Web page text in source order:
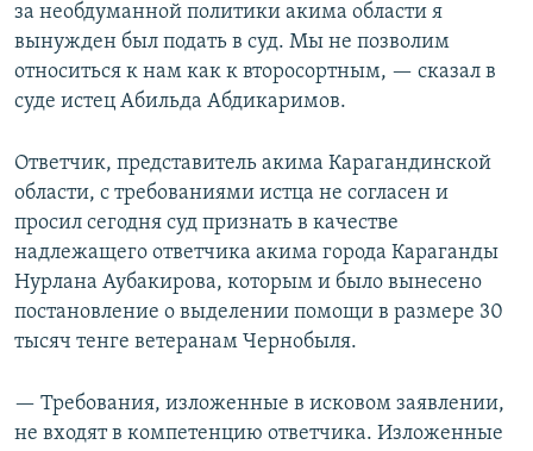
за необдуманной политики акима области я
вынужден был подать в суд. Мы не позволим
относиться к нам как к второсортным, — сказал в
суде истец Абильда Абдикаримов.
Ответчик, представитель акима Карагандинской
области, с требованиями истца не согласен и
просил сегодня суд признать в качестве
надлежащего ответчика акима города Караганды
Нурлана Аубакирова, которым и было вынесено
постановление о выделении помощи в размере 30
тысяч тенге ветеранам Чернобыля.
— Требования, изложенные в исковом заявлении,
не входят в компетенцию ответчика. Изложенные